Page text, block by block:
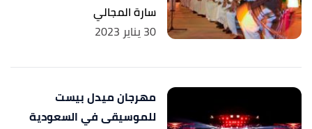
سارة المجالي
30 يناير 2023
مهرجان ميدل بيست
للموسيقى في السعودية